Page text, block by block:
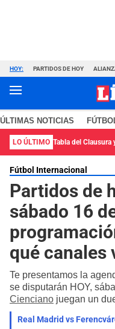
HOY: PARTIDOS DE HOY
ÚLTIMAS NOTICIAS
LO ÚLTIMO Tabla del Clausura
Fútbol Internacional
Partidos de
sábado 16
qué canales
Te presentamos la
se disputarán HOY,
Cienciano juegan un